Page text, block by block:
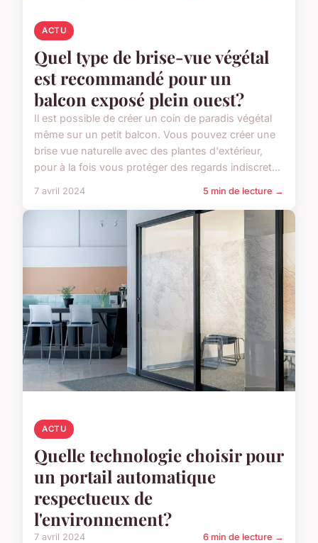
ACTU
Quel type de brise-vue végétal
est recommandé pour un
balcon exposé plein ouest?
Il est possible de créer un coin de paradis végétal
même sur un petit balcon. Vous pouvez créer une
brise vue naturelle avec des plantes d'extérieur,
pour à la fois vous protéger des regards indiscret...
7 avril 2024 5 min de lecture →
ACTU
Quelle technologie choisir pour
un portail automatique
respectueux de
l'environnement?
7 avril 2024 6 min de lecture →